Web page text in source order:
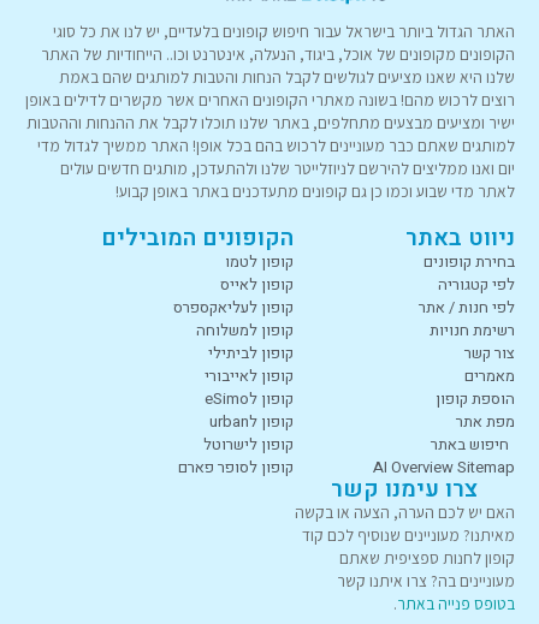
האתר הגדול ביותר בישראל עבור חיפוש קופונים בלעדיים, יש לנו את כל סוגי
הקופונים מקופונים של אוכל, ביגוד, הנעלה, אינטרנט וכו.. הייחודיות של האתר
שלנו היא שאנו מציעים לגולשים לקבל הנחות והטבות למותגים שהם באמת
רוצים לרכוש מהם! בשונה מאתרי הקופונים האחרים אשר מקשרים לדילים באופן
ישיר ומציעים מבצעים מתחלפים, באתר שלנו תוכלו לקבל את ההנחות וההטבות
למותגים שאתם כבר מעוניינים לרכוש בהם בכל אופן! האתר ממשיך לגדול מדי
יום ואנו ממליצים להירשם לניוזלייטר שלנו ולהתעדכן, מותגים חדשים עולים
לאתר מדי שבוע וכמו כן גם קופונים מתעדכנים באתר באופן קבוע!
ניווט באתר
בחירת קופונים
לפי קטגוריה
לפי חנות / אתר
רשימת חנויות
צור קשר
מאמרים
הוספת קופון
מפת אתר
חיפוש באתר
AI Overview Sitemap
הקופונים המובילים
קופון לטמו
קופון לאייס
קופון לעליאקספרס
קופון למשלוחה
קופון לביתילי
קופון לאייבורי
קופון לeSimo
קופון לurban
קופון לישרוטל
קופון לסופר פארם
צרו עימנו קשר
האם יש לכם הערה, הצעה או בקשה
מאיתנו? מעוניינים שנוסיף לכם קוד
קופון לחנות ספציפית שאתם
מעוניינים בה? צרו איתנו קשר
בטופס פנייה באתר.